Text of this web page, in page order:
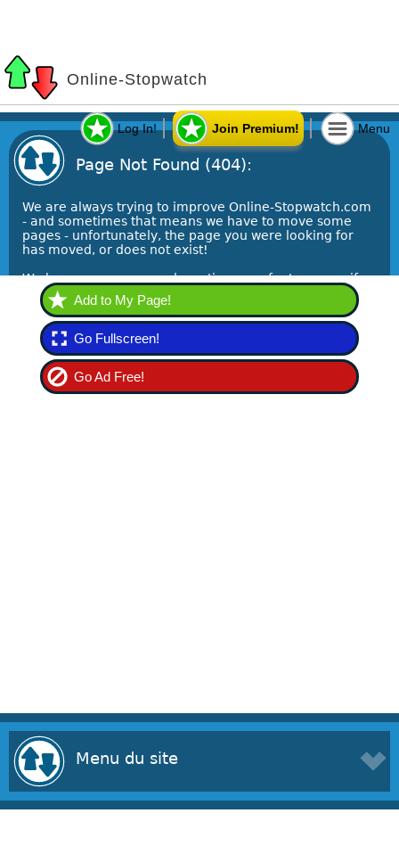
Add to My Page!
Go Fullscreen!
Go Ad Free!
Menu du site